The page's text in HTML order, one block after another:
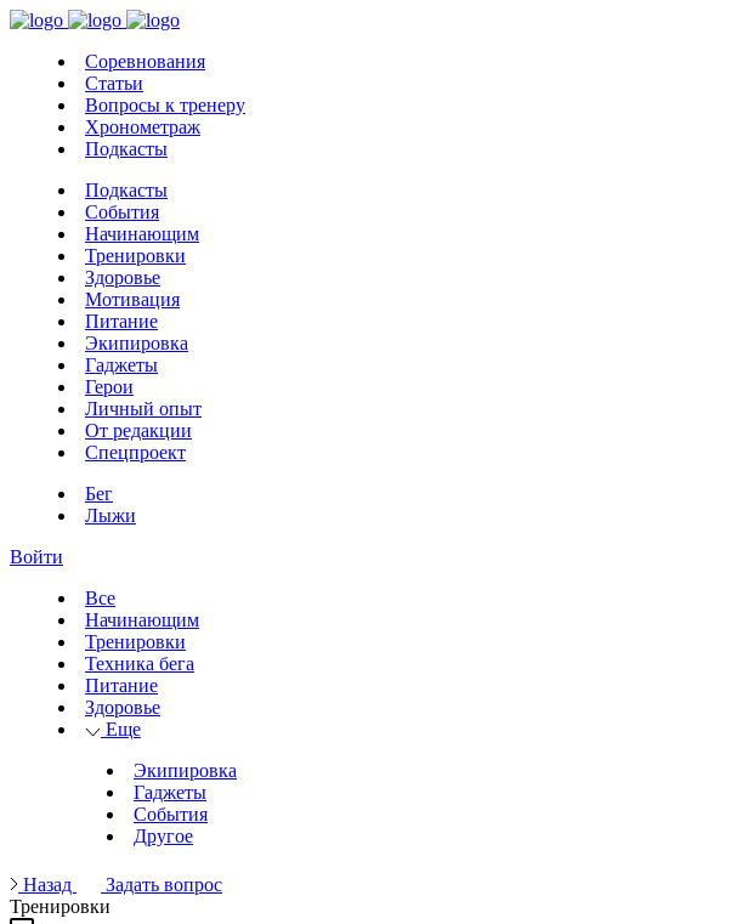
Соревнования
Статьи
Вопросы к тренеру
Хронометраж
Подкасты
Подкасты
События
Начинающим
Тренировки
Здоровье
Мотивация
Питание
Экипировка
Гаджеты
Герои
Личный опыт
От редакции
Спецпроект
Бег
Лыжи
Войти
Все
Начинающим
Тренировки
Техника бега
Питание
Здоровье
Еще
Экипировка
Гаджеты
События
Другое
Назад
Задать вопрос
Тренировки